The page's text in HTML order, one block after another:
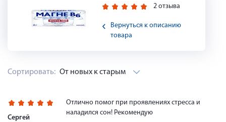
2 отзыва
Вернуться к описанию
товара
Сортировать: От новых к старым
Сергей
Отлично помог при проявлениях стресса и
наладился сон! Рекомендую